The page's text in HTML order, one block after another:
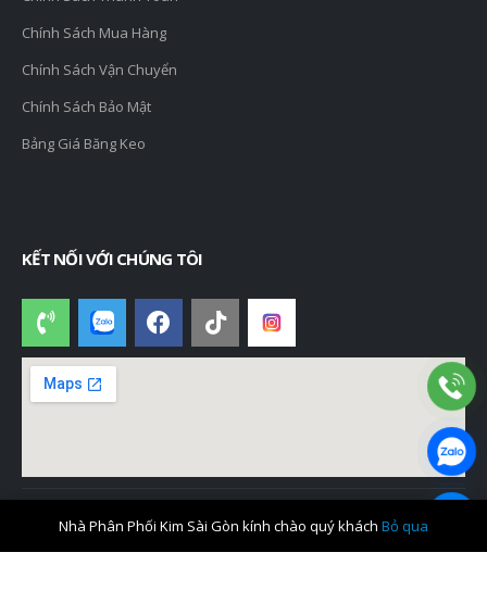
Nhà Phân Phối Kim Sài Gòn kính chào quý khách Bỏ qua
Chính Sách Mua Hàng
Chính Sách Vận Chuyển
Chính Sách Bảo Mật
Bảng Giá Băng Keo
KẾT NỐI VỚI CHÚNG TÔI
© Kim Sài Gòn 2026. All Rights Reserved